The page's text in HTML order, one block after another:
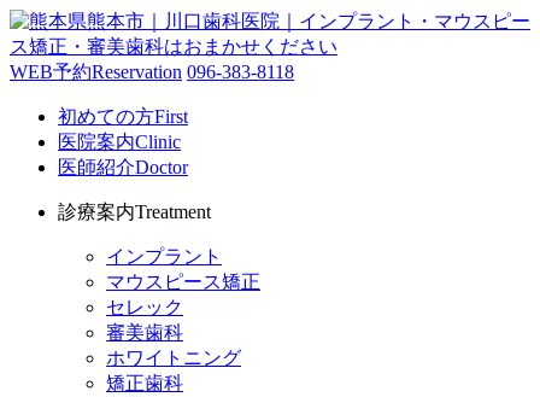
WEB予約Reservation 096-383-8118
初めての方First
医院案内Clinic
医師紹介Doctor
診療案内Treatment
インプラント
マウスピース矯正
セレック
審美歯科
ホワイトニング
矯正歯科